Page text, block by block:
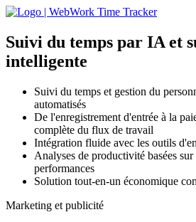
Suivi du temps par IA et
intelligente
Suivi du temps et gestion du
automatisés
De l'enregistrement d'entrée à la
complète du flux de travail
Intégration fluide avec les outils
Analyses de productivité basées
performances
Solution tout-en-un économique
Marketing et publicité